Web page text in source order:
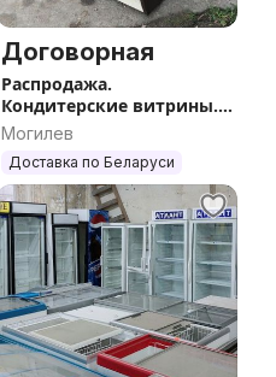
Договорная
Распродажа.
Кондитерские витрины.
Доставка.
Могилев
Доставка по Беларуси